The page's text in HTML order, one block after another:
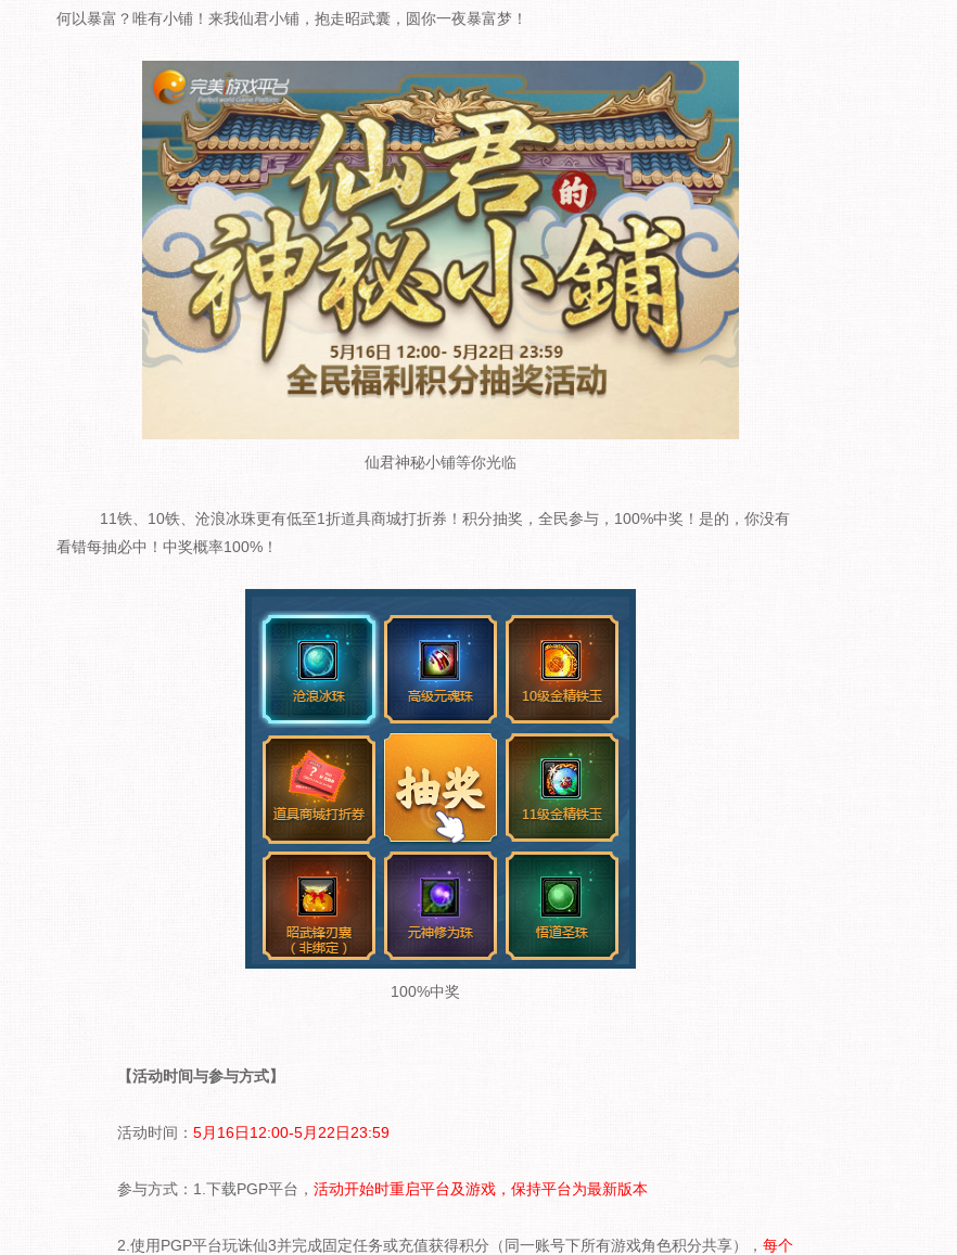
何以暴富？唯有小铺！来我仙君小铺，抱走昭武囊，圆你一夜暴富梦！
仙君神秘小铺等你光临
11铁、10铁、沧浪冰珠更有低至1折道具商城打折券！积分抽奖，全民参与，100%中奖！是的，你没有
看错每抽必中！中奖概率100%！
100%中奖
【活动时间与参与方式】
活动时间： 5月16日12:00-5月22日23:59
参与方式：1.下载PGP平台， 活动开始时重启平台及游戏，保持平台为最新版本
2.使用PGP平台玩诛仙3并完成固定任务或充值获得积分（同一账号下所有游戏角色积分共享）， 每个